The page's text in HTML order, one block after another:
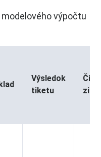
výpočtu
Výsledok
tiketu
zisk